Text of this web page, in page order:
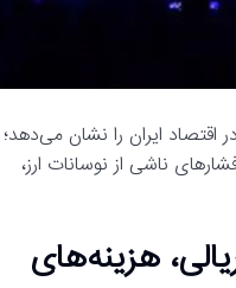
ایران را نشان می‌دهد؛
ناشی از نوسانات ارز،
هزینه‌های